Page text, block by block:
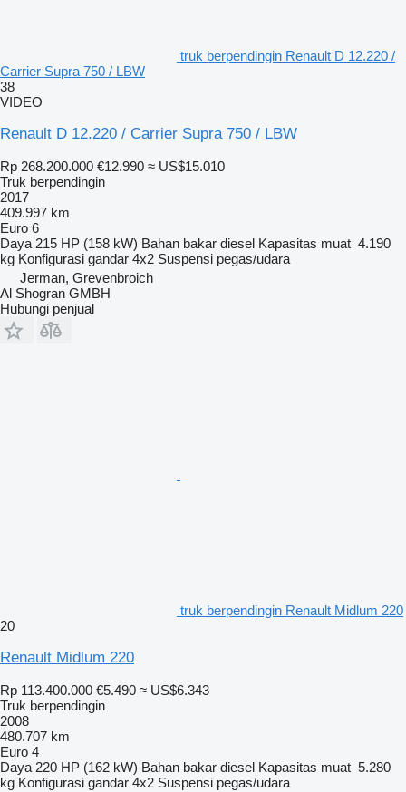
truk berpendingin Renault D 12.220 /
Carrier Supra 750 / LBW
38
VIDEO
Renault D 12.220 / Carrier Supra 750 / LBW
Rp 268.200.000 €12.990 ≈ US$15.010
Truk berpendingin
2017
409.997 km
Euro 6
Daya 215 HP (158 kW) Bahan bakar diesel Kapasitas muat 4.190
kg Konfigurasi gandar 4x2 Suspensi pegas/udara
Jerman, Grevenbroich
Al Shogran GMBH
Hubungi penjual
truk berpendingin Renault Midlum 220
20
Renault Midlum 220
Rp 113.400.000 €5.490 ≈ US$6.343
Truk berpendingin
2008
480.707 km
Euro 4
Daya 220 HP (162 kW) Bahan bakar diesel Kapasitas muat 5.280
kg Konfigurasi gandar 4x2 Suspensi pegas/udara